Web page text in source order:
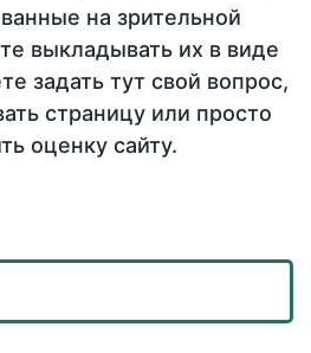
на зрительной
выкладывать их в виде
задать тут свой вопрос,
страницу или просто
оценку сайту.